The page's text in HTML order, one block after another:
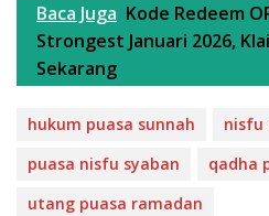
e
b
o
o
k
at
s
A
p
p
k
e
dI
n
m
bl
r
Baca Juga Kode Redeem
Strongest Januari 2026,
Sekarang
hukum puasa sunnah
nisfu
puasa nisfu syaban
qadha
utang puasa ramadan